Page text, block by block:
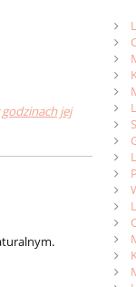
godzinach jej